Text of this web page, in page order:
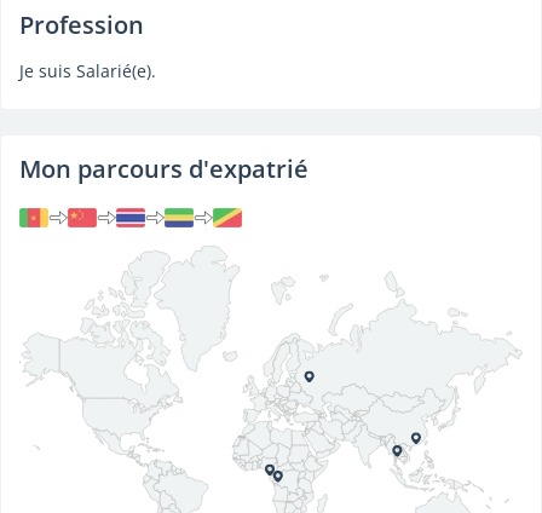
Profession
Je suis Salarié(e).
Mon parcours d'expatrié